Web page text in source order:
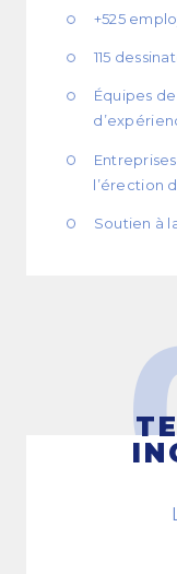
+525
115
Équipes
l’érection
Soutien à